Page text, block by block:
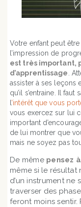
Votre enfant peut être
l’impression de
est très important,
d’apprentissage.
assister à ses leçons
qu’il s’entraine. Il
l’intérêt que vous
vous exercez sur lui
important
de lui montrer que
mais ne soyez pas
De mêmepensez à
même si le résultat
d’un instrument ne
traverser des
feront moins sentir.